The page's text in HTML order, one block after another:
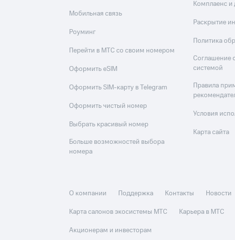
Мобильная связь
Роуминг
Перейти в МТС со своим номером
Оформить eSIM
Оформить SIM-карту в Telegram
Оформить чистый номер
Выбрать красивый номер
Больше возможностей выбора
номера
Комплаенс и
Раскрытие
Политика
Соглашение
системой
Правила
Условия
Карта сайта
О компании Поддержка Контакты Новости
Карта салонов экосистемы МТС
Карьера в МТС
Акционерам и инвесторам